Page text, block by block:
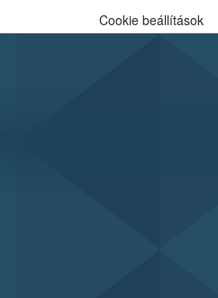
Cookie beállítások